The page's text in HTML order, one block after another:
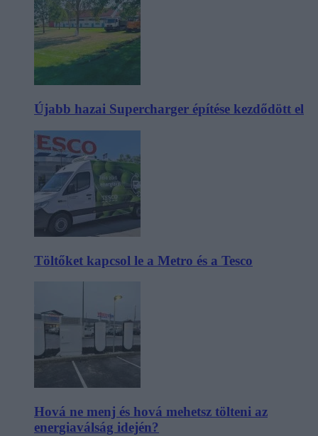
Újabb hazai Supercharger építése kezdődött el
Töltőket kapcsol le a Metro és a Tesco
Hová ne menj és hová mehetsz tölteni az
energiaválság idején?